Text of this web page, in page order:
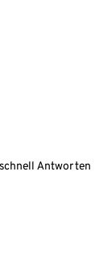
Antworten